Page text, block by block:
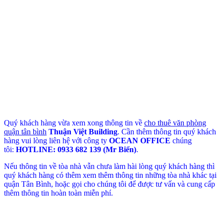
Quý khách hàng vừa xem xong thông tin về cho thuê văn phòng
quận tân bình Thuận Việt Building. Cần thêm thông tin quý khách
hàng vui lòng liên hệ với công ty OCEAN OFFICE chúng
tôi: HOTLINE: 0933 682 139 (Mr Biển).
Nếu thông tin về tòa nhà vẫn chưa làm hài lòng quý khách hàng thì
quý khách hàng có thêm xem thêm thông tin những tòa nhà khác tại
quận Tân Bình, hoặc gọi cho chúng tôi để được tư vấn và cung cấp
thêm thông tin hoàn toàn miễn phí.